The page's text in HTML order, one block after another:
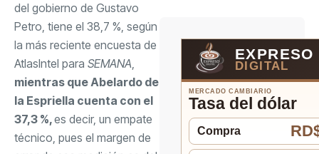
del gobierno de Gustavo
Petro, tiene el 38,7 %, según
la más reciente encuesta de
AtlasIntel para SEMANA,
mientras que Abelardo de
la Espriella cuenta con el
37,3 %,es decir, un empate
técnico, pues el margen de
EXPRESO
DIGITAL
MERCADO CAMBIARIO
Tasa del dólar
Compra